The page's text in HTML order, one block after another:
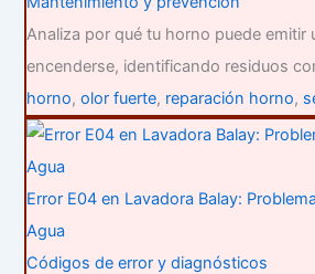
Analiza por qué tu horno puede emitir
encenderse, identificando residuos
horno,olor fuerte, reparación horno,
Error E04 en Lavadora Balay:
Agua
Códigos de error y diagnósticos